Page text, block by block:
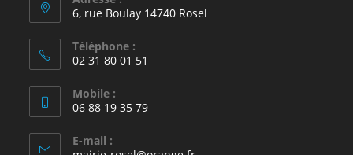
6, rue Boulay 14740 Rosel
Téléphone :
02 31 80 01 51
Mobile :
06 88 19 35 79
E-mail :